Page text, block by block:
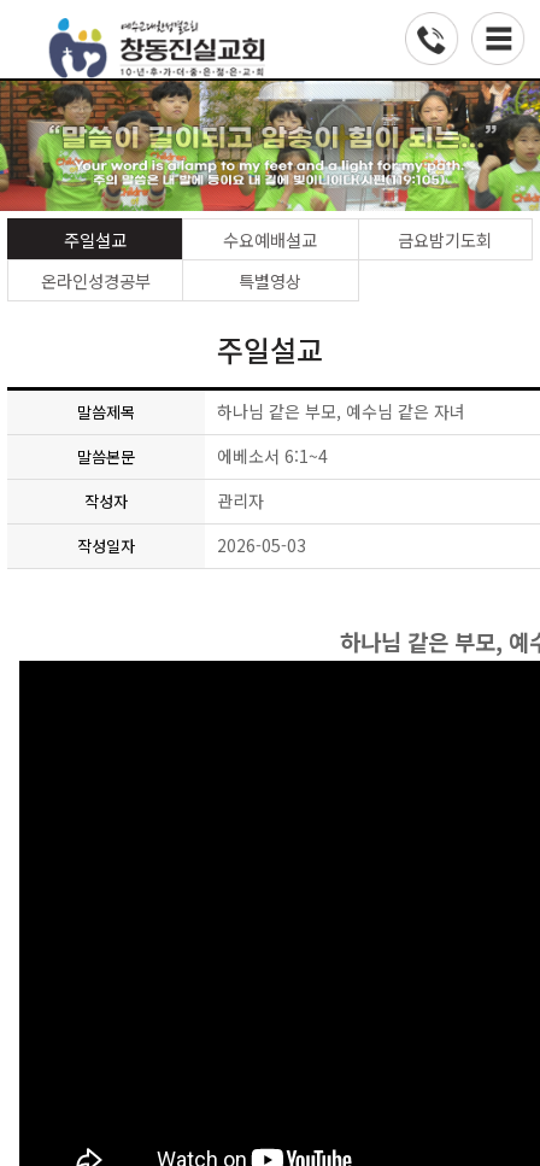
주일설교 수요예배설교
금요밤기도회
온라인성경공부
특별영상
주일설교
말씀제목 하나님 같은 부모, 예수님 같은 자녀
말씀본문 에베소서 6:1~4
작성자 관리자
작성일자 2026-05-03
하나님 같은 부모, 예